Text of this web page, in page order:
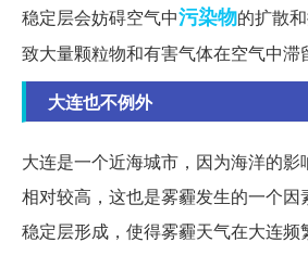
稳定层会妨碍空气中污染物的扩散
致大量颗粒物和有害气体在空气中滞
大连也不例外
大连是一个近海城市，因为海洋的
相对较高，这也是雾霾发生的一个
稳定层形成，使得雾霾天气在大连频